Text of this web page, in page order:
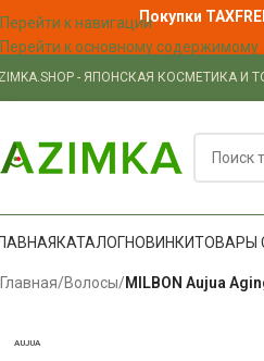
Перейти к навигации
Перейти к основному содержимому
Покупки
- ЯПОНСКАЯ КОСМЕТИКА И
КАТАЛОГНОВИНКИТОВАРЫ
Главная/Волосы/MILBON Aujua
AUJUA